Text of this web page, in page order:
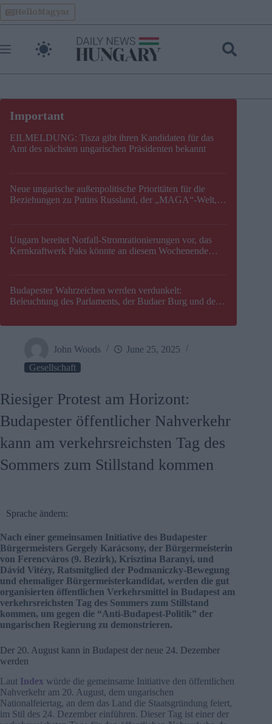
Skip
to
content
HelloMagyar
EILMELDUNG: Tisza gibt ihren Kandidaten für das
Amt des nächsten ungarischen Präsidenten bekannt
Neue ungarische außenpolitische Prioritäten für die
Beziehungen zu Putins Russland, der „MAGA“-Welt,
Ungarn bereitet Notfall-Stromrationierungen vor, das
Kernkraftwerk Paks könnte an diesem Wochenende
Budapester Wahrzeichen werden verdunkelt:
Beleuchtung des Parlaments, der Budaer Burg und der
John Woods
June 25, 2025
Gesellschaft
Riesiger Protest am Horizont:
Budapester öffentlicher Nahverkehr
kann am verkehrsreichsten Tag des
Sommers zum Stillstand kommen
Sprache ändern:
Nach einer gemeinsamen Initiative des Budapester
Bürgermeisters Gergely Karácsony, der Bürgermeisterin
von Ferencváros (9. Bezirk), Krisztina Baranyi, und
Dávid Vitézy, Ratsmitglied der Podmaniczky-Bewegung
und ehemaliger Bürgermeisterkandidat, werden die gut
organisierten öffentlichen Verkehrsmittel in Budapest am
verkehrsreichsten Tag des Sommers zum Stillstand
kommen, um gegen die “Anti-Budapest-Politik” der
ungarischen Regierung zu demonstrieren.
Der 20. August kann in Budapest der neue 24. Dezember
werden
Laut Index würde die gemeinsame Initiative den öffentlichen
Nahverkehr am 20. August, dem ungarischen
Nationalfeiertag, an dem das Land die Staatsgründung feiert,
im Stil des 24. Dezember einführen. Dieser Tag ist einer der